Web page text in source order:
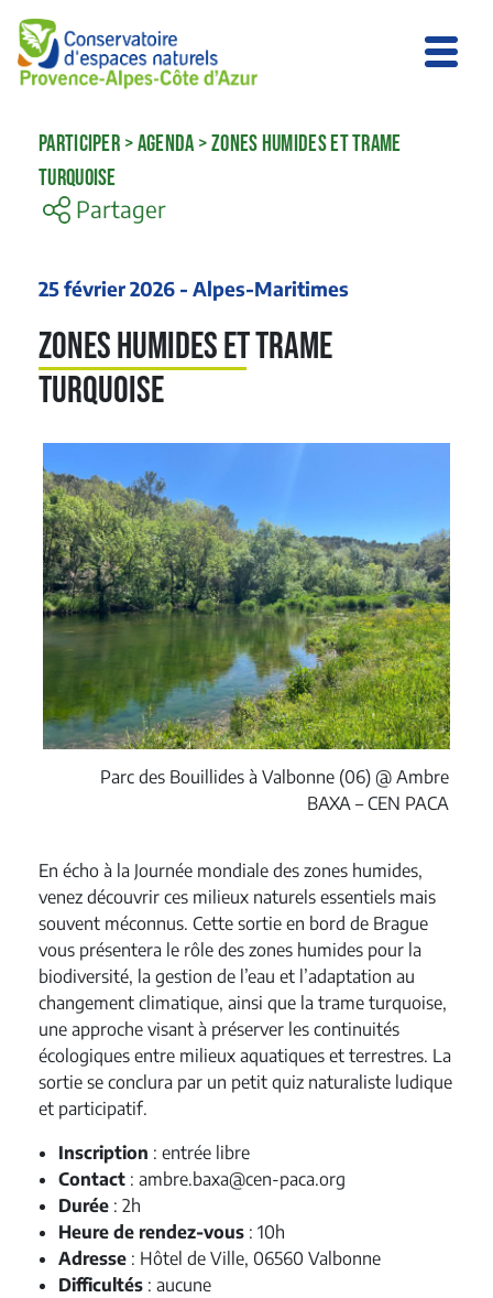
PARTICIPER >AGENDA >ZONES HUMIDES ET TRAME
TURQUOISE
Partager
25 février 2026 - Alpes-Maritimes
Zones humides et trame
turquoise
Parc des Bouillides à Valbonne (06) @ Ambre
BAXA – CEN PACA
En écho à la Journée mondiale des zones humides,
venez découvrir ces milieux naturels essentiels mais
souvent méconnus. Cette sortie en bord de Brague
vous présentera le rôle des zones humides pour la
biodiversité, la gestion de l’eau et l’adaptation au
changement climatique, ainsi que la trame turquoise,
une approche visant à préserver les continuités
écologiques entre milieux aquatiques et terrestres. La
sortie se conclura par un petit quiz naturaliste ludique
et participatif.
Inscription : entrée libre
Contact : ambre.baxa@cen-paca.org
Durée : 2h
Heure de rendez-vous : 10h
Adresse : Hôtel de Ville, 06560 Valbonne
Difficultés : aucune